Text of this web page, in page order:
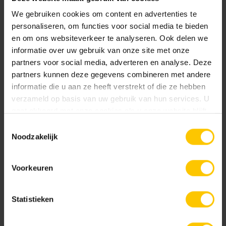
We gebruiken cookies om content en advertenties te
personaliseren, om functies voor social media te bieden
en om ons websiteverkeer te analyseren. Ook delen we
informatie over uw gebruik van onze site met onze
partners voor social media, adverteren en analyse. Deze
partners kunnen deze gegevens combineren met andere
informatie die u aan ze heeft verstrekt of die ze hebben
verzameld op basis van uw gebruik van hun services. U
Noodzakelijk
Voorkeuren
Statistieken
Edel Antraciet Edel Donkerbruin
GeoColor Prestige
Uitgewassen toplaag van 100% kleurecht en
natuurlijk materiaal. Base Protection behandeling.
Documentatie
NL-BSB-certificaat vooraf vervaardigde elementen van beton
KOMO-certificaat betonstraatstenen (Kampen) K2304
KOMO-certificaat betonstraatsteen (Aalst) K2021